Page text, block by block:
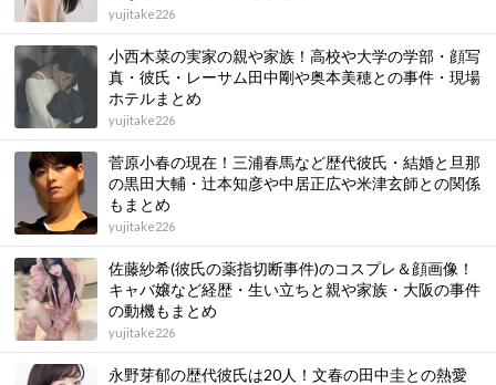
yujitake226
小西木菜の実家の親や家族！高校や大学の学部・顔写
真・彼氏・レーサム田中剛や奥本美穂との事件・現場
ホテルまとめ
yujitake226
菅原小春の現在！三浦春馬など歴代彼氏・結婚と旦那
の黒田大輔・辻本知彦や中居正広や米津玄師との関係
もまとめ
yujitake226
佐藤紗希(彼氏の薬指切断事件)のコスプレ＆顔画像！
キャバ嬢など経歴・生い立ちと親や家族・大阪の事件
の動機もまとめ
yujitake226
永野芽郁の歴代彼氏は20人！文春の田中圭との熱愛